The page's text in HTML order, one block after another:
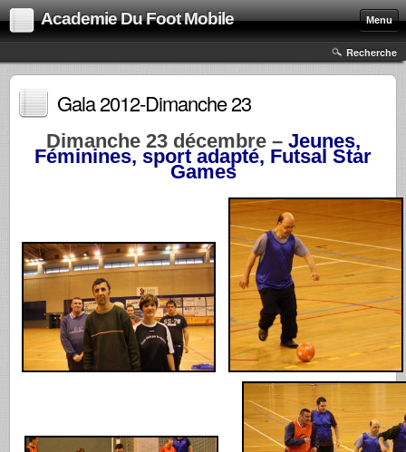
Academie Du Foot Mobile Menu
Recherche
Gala 2012-Dimanche 23
Dimanche 23 décembre – Jeunes,
Féminines, sport adapté, Futsal Star
Games